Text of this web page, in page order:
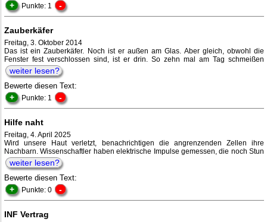
+ Punkte: 1 -
Zauberkäfer
Freitag, 3. Oktober 2014
Das ist ein Zauberkäfer. Noch ist er außen am Glas. Aber gleich, obwohl die
Fenster fest verschlossen sind, ist er drin. So zehn mal am Tag schmeißen
weiter lesen?
Bewerte diesen Text:
+ Punkte: 1 -
Hilfe naht
Freitag, 4. April 2025
Wird unsere Haut verletzt, benachrichtigen die angrenzenden Zellen ihre
Nachbarn. Wissenschaftler haben elektrische Impulse gemessen, die noch Stun
weiter lesen?
Bewerte diesen Text:
+ Punkte: 0 -
INF Vertrag